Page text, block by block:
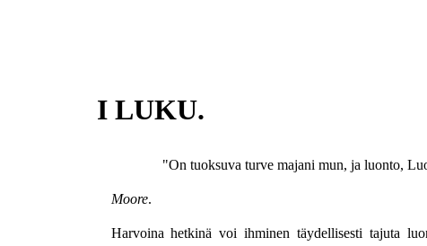
I LUKU.
"On tuoksuva turve majani mun, ja luonto,
Moore.
Harvoina hetkinä voi ihminen täydellisesti tajuta